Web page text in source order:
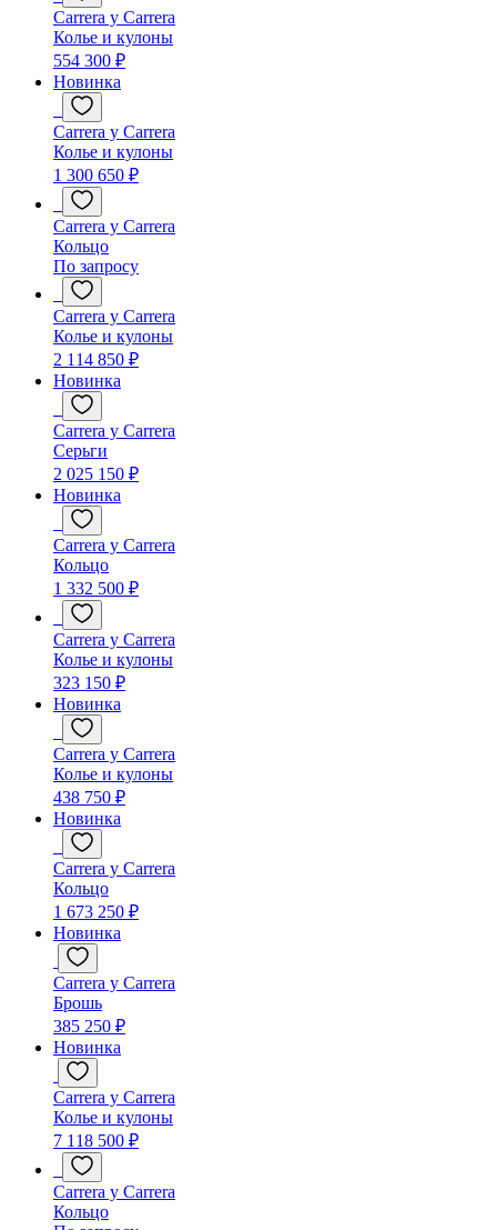
Carrera y Carrera
Колье и кулоны
554 300 ₽
Новинка
Carrera y Carrera
Колье и кулоны
1 300 650 ₽
Carrera y Carrera
Кольцо
По запросу
Carrera y Carrera
Колье и кулоны
2 114 850 ₽
Новинка
Carrera y Carrera
Серьги
2 025 150 ₽
Новинка
Carrera y Carrera
Кольцо
1 332 500 ₽
Carrera y Carrera
Колье и кулоны
323 150 ₽
Новинка
Carrera y Carrera
Колье и кулоны
438 750 ₽
Новинка
Carrera y Carrera
Кольцо
1 673 250 ₽
Новинка
Carrera y Carrera
Брошь
385 250 ₽
Новинка
Carrera y Carrera
Колье и кулоны
7 118 500 ₽
Carrera y Carrera
Кольцо